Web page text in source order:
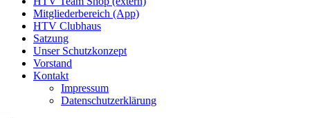
Mitgliederbereich (App)
HTV Clubhaus
Satzung
Unser Schutzkonzept
Vorstand
Kontakt
Impressum
Datenschutzerklärung